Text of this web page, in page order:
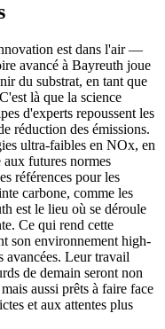
est dans l'air —
avancé à Bayreuth joue
du substrat, en tant que
là que la science
d'experts repoussent les
réduction des émissions.
ultra-faibles en NOx, en
futures normes
références pour les
carbone, comme les
est le lieu où se déroule
Ce qui rend cette
son environnement high-
avancées. Leur travail
de demain seront non
aussi prêts à faire face
et aux attentes plus